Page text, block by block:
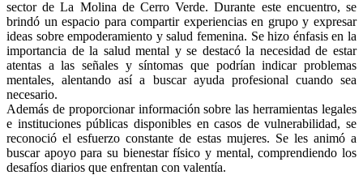
sector de La Molina de Cerro Verde. Durante este encuentro, se
brindó un espacio para compartir experiencias en grupo y expresar
ideas sobre empoderamiento y salud femenina. Se hizo énfasis en la
importancia de la salud mental y se destacó la necesidad de estar
atentas a las señales y síntomas que podrían indicar problemas
mentales, alentando así a buscar ayuda profesional cuando sea
necesario.
Además de proporcionar información sobre las herramientas legales
e instituciones públicas disponibles en casos de vulnerabilidad, se
reconoció el esfuerzo constante de estas mujeres. Se les animó a
buscar apoyo para su bienestar físico y mental, comprendiendo los
desafíos diarios que enfrentan con valentía.